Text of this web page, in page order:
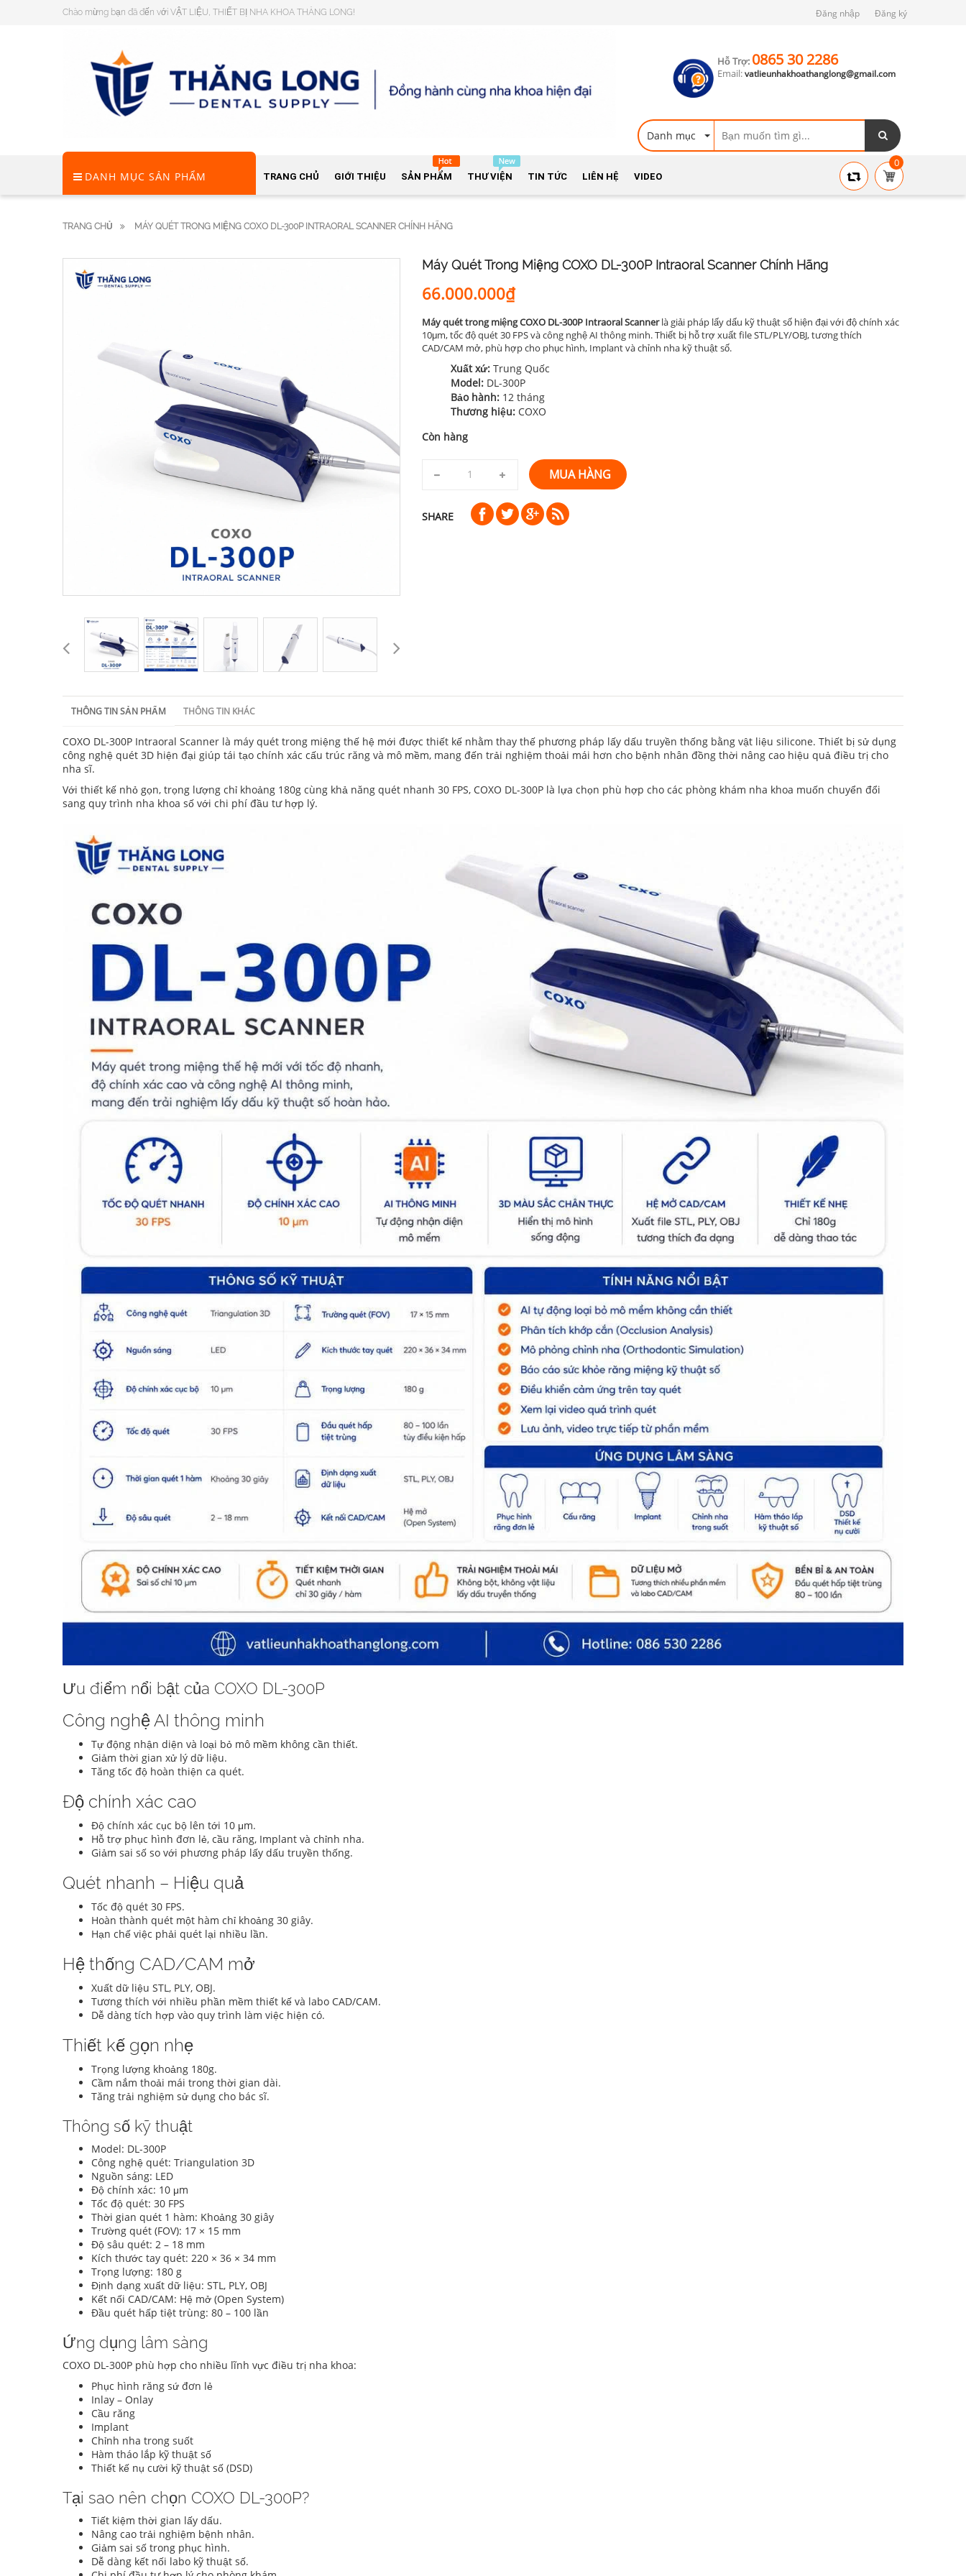
Chào mừng bạn đã đến với VẬT LIỆU, THIẾT BỊ NHA KHOA THĂNG LONG! Đăng nhập Đăng ký
Hỗ Trợ: 0865 30 2286
Email:vatlieunhakhoathanglong@gmail.com
Danh mục
DANH MỤC SẢN PHẨM TRANG CHỦ GIỚI THIỆU SẢN PHẨM THƯ VIỆN TIN TỨC LIÊN HỆ VIDEO
0
TRANG CHỦ MÁY QUÉT TRONG MIỆNG COXO DL-300P INTRAORAL SCANNER CHÍNH HÃNG
Máy Quét Trong Miệng COXO DL-300P Intraoral Scanner Chính Hãng
66.000.000₫
Máy quét trong miệng COXO DL-300P Intraoral Scannerlà giải pháp lấy dấu kỹ thuật số hiện đại với độ chính xác
10μm, tốc độ quét 30 FPS và công nghệ AI thông minh. Thiết bị hỗ trợ xuất file STL/PLY/OBJ, tương thích
CAD/CAM mở, phù hợp cho phục hình, Implant và chỉnh nha kỹ thuật số.
Xuất xứ: Trung Quốc
Model: DL-300P
Bảo hành: 12 tháng
Thương hiệu: COXO
Còn hàng
MUA HÀNG
SHARE
THÔNG TIN SẢN PHẨM THÔNG TIN KHÁC
COXO DL-300P Intraoral Scanner là máy quét trong miệng thế hệ mới được thiết kế nhằm thay thế phương pháp lấy dấu truyền thống bằng vật liệu silicone. Thiết bị sử dụng
công nghệ quét 3D hiện đại giúp tái tạo chính xác cấu trúc răng và mô mềm, mang đến trải nghiệm thoải mái hơn cho bệnh nhân đồng thời nâng cao hiệu quả điều trị cho
nha sĩ.
Với thiết kế nhỏ gọn, trọng lượng chỉ khoảng 180g cùng khả năng quét nhanh 30 FPS, COXO DL-300P là lựa chọn phù hợp cho các phòng khám nha khoa muốn chuyển đổi
sang quy trình nha khoa số với chi phí đầu tư hợp lý.
Ưu điểm nổi bật của COXO DL-300P
Công nghệ AI thông minh
Tự động nhận diện và loại bỏ mô mềm không cần thiết.
Giảm thời gian xử lý dữ liệu.
Tăng tốc độ hoàn thiện ca quét.
Độ chính xác cao
Độ chính xác cục bộ lên tới 10 μm.
Hỗ trợ phục hình đơn lẻ, cầu răng, Implant và chỉnh nha.
Giảm sai số so với phương pháp lấy dấu truyền thống.
Quét nhanh – Hiệu quả
Tốc độ quét 30 FPS.
Hoàn thành quét một hàm chỉ khoảng 30 giây.
Hạn chế việc phải quét lại nhiều lần.
Hệ thống CAD/CAM mở
Xuất dữ liệu STL, PLY, OBJ.
Tương thích với nhiều phần mềm thiết kế và labo CAD/CAM.
Dễ dàng tích hợp vào quy trình làm việc hiện có.
Thiết kế gọn nhẹ
Trọng lượng khoảng 180g.
Cầm nắm thoải mái trong thời gian dài.
Tăng trải nghiệm sử dụng cho bác sĩ.
Thông số kỹ thuật
Model: DL-300P
Công nghệ quét: Triangulation 3D
Nguồn sáng: LED
Độ chính xác: 10 μm
Tốc độ quét: 30 FPS
Thời gian quét 1 hàm: Khoảng 30 giây
Trường quét (FOV): 17 × 15 mm
Độ sâu quét: 2 – 18 mm
Kích thước tay quét: 220 × 36 × 34 mm
Trọng lượng: 180 g
Định dạng xuất dữ liệu: STL, PLY, OBJ
Kết nối CAD/CAM: Hệ mở (Open System)
Đầu quét hấp tiệt trùng: 80 – 100 lần
Ứng dụng lâm sàng
COXO DL-300P phù hợp cho nhiều lĩnh vực điều trị nha khoa:
Phục hình răng sứ đơn lẻ
Inlay – Onlay
Cầu răng
Implant
Chỉnh nha trong suốt
Hàm tháo lắp kỹ thuật số
Thiết kế nụ cười kỹ thuật số (DSD)
Tại sao nên chọn COXO DL-300P?
Tiết kiệm thời gian lấy dấu.
Nâng cao trải nghiệm bệnh nhân.
Giảm sai số trong phục hình.
Dễ dàng kết nối labo kỹ thuật số.